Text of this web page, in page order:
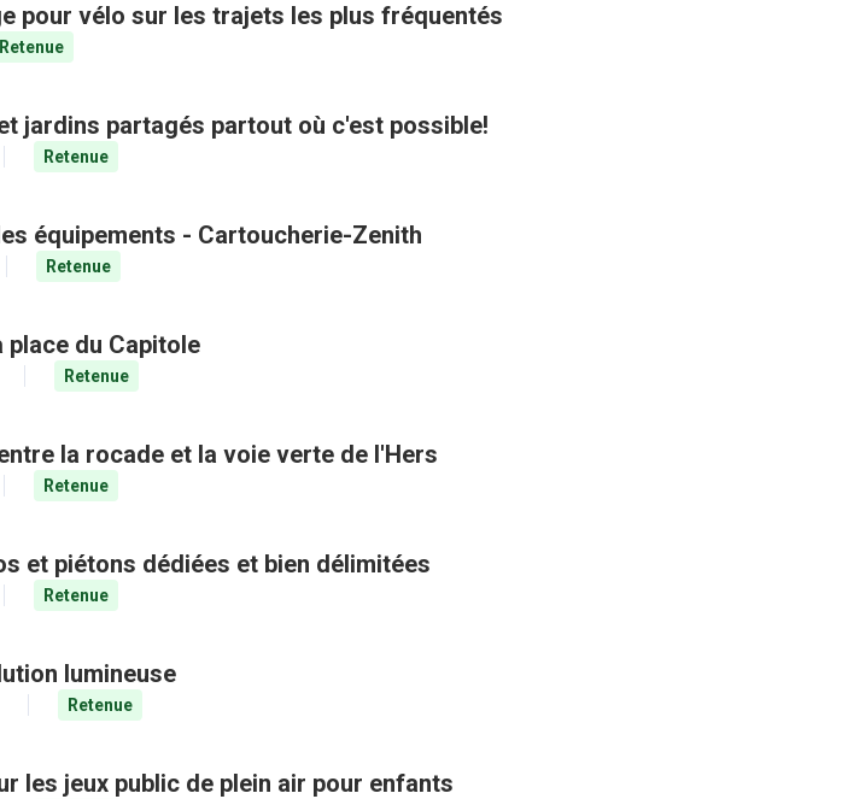
pour vélo sur les trajets les plus fréquentés
Retenue
jardins partagés partout où c'est possible!
Retenue
équipements - Cartoucherie-Zenith
Retenue
du Capitole
Retenue
la rocade et la voie verte de l'Hers
Retenue
et piétons dédiées et bien délimitées
Retenue
lumineuse
Retenue
les jeux public de plein air pour enfants